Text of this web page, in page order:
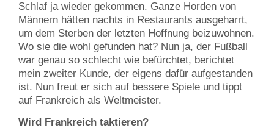
Schlaf ja wieder gekommen. Ganze Horden von
Männern hätten nachts in Restaurants ausgeharrt,
um dem Sterben der letzten Hoffnung beizuwohnen.
Wo sie die wohl gefunden hat? Nun ja, der Fußball
war genau so schlecht wie befürchtet, berichtet
mein zweiter Kunde, der eigens dafür aufgestanden
ist. Nun freut er sich auf bessere Spiele und tippt
auf Frankreich als Weltmeister.
Wird Frankreich taktieren?